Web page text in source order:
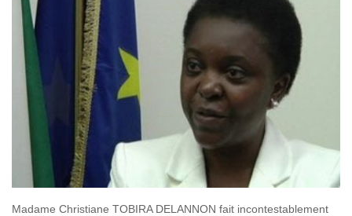
Madame Christiane TOBIRA DELANNON fait incontestablement